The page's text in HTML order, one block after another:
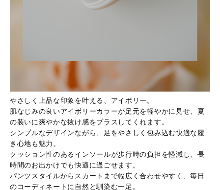
やさしく上品な印象を叶える、アイボリー。
肌なじみの良いアイボリーカラーが足元を軽やかに見せ、夏
の装いに爽やかな抜け感をプラスしてくれます。
シンプルなデザインながら、足をやさしく包み込む快適な履
き心地も魅力。
クッション性のあるインソールが歩行時の負担を軽減し、長
時間のお出かけでも快適に過ごせます。
パンツスタイルからスカートまで幅広く合わせやすく、毎日
のコーディネートに自然と馴染む一足。